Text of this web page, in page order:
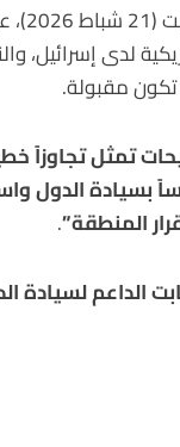
لدى إسرائيل،
مقبولة.
تمثل تجاوزاً
الدول
المنطقة”.
الداعم